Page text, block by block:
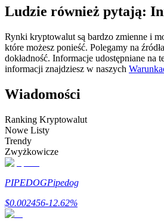
Kontrakty futures wykorzystujące
Kopiowanie Transakcji
Dołącz do najlepszych traderów
Ludzie również pytają:
Rynki kryptowalut są bardzo zmienne i
które możesz ponieść. Polegamy na
dokładność. Informacje udostępniane
informacji znajdziesz w naszych
Wiadomości
Ranking Kryptowalut
Nowe Listy
Trendy
Zwyżkowicze
PIPEDOGPipedog
$0.002456-12.62%